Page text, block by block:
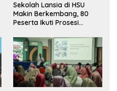
Sekolah Lansia di HSU
Makin Berkembang, 80
Peserta Ikuti Prosesi